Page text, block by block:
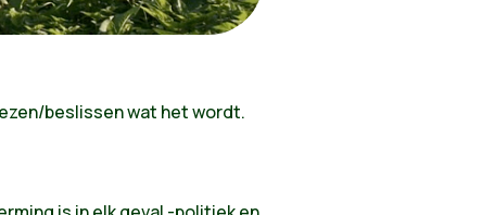
beslissen wat het wordt.